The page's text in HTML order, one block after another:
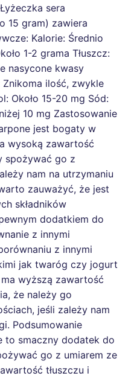
sera
15 gram) zawiera
Kalorie: Średnio
1-2 grama Tłuszcz:
nasycone kwasy
Znikoma ilość, zwykle
Około 15-20 mg Sód:
10 mg Zastosowanie
jest bogaty w
wysoką zawartość
spożywać go z
nam na utrzymaniu
zauważyć, że jest
składników
dodatkiem do
z innymi
z innymi
jak twaróg czy jogurt
wyższą zawartość
że należy go
jeśli zależy nam
Podsumowanie
to smaczny dodatek do
go z umiarem ze
tłuszczu i